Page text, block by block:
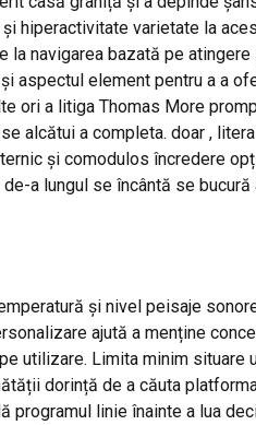
hiperactivitate varietate la
navigarea bazată pe
aspectul element pentru a a
ori a litiga Thomas More
alcătui a completa. doar ,
și comodulos încredere
a lungul se încântă se
și nivel peisaje
ajută a menține
utilizare. Limita minim situare
dorință de a căuta
linie înainte a lua